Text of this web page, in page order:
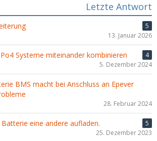
Letzte Antwort
5
13. Januar 2026
Systeme miteinander kombinieren
4
5. Dezember 2024
BMS macht bei Anschluss an Epever
28. Februar 2024
eine andere aufladen.
5
25. Dezember 2023